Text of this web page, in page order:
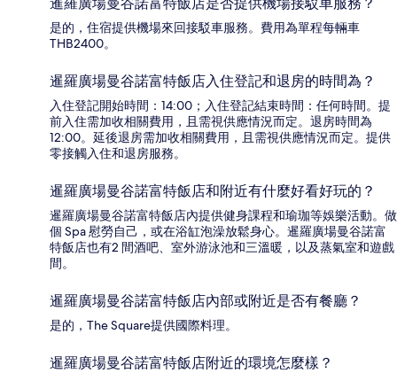
是的，住宿提供機場來回接駁車服務。費用為單程每輛車
THB2400。
暹羅廣場曼谷諾富特飯店入住登記和退房的時間為？
入住登記開始時間：14:00；入住登記結束時間：任何時間。提
前入住需加收相關費用，且需視供應情況而定。退房時間為
12:00。延後退房需加收相關費用，且需視供應情況而定。提供
零接觸入住和退房服務。
暹羅廣場曼谷諾富特飯店和附近有什麼好看好玩的？
暹羅廣場曼谷諾富特飯店內提供健身課程和瑜珈等娛樂活動。做
個 Spa 慰勞自己，或在浴缸泡澡放鬆身心。暹羅廣場曼谷諾富
特飯店也有2 間酒吧、室外游泳池和三溫暖，以及蒸氣室和遊戲
間。
暹羅廣場曼谷諾富特飯店內部或附近是否有餐廳？
是的，The Square提供國際料理。
暹羅廣場曼谷諾富特飯店附近的環境怎麼樣？